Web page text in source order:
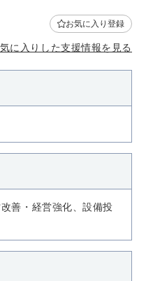
お気に入り登録
に入りした支援情報を見る
善・経営強化、設備投